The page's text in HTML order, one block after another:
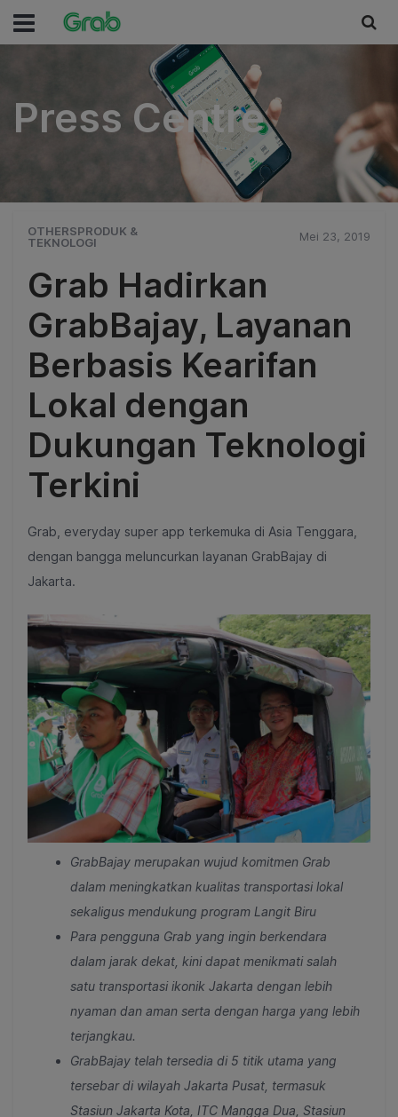
Press Centre
Press Centre
OTHERSPRODUK &
TEKNOLOGI
Mei 23, 2019
Grab Hadirkan
GrabBajay, Layanan
Berbasis Kearifan
Lokal dengan
Dukungan Teknologi
Terkini
Grab, everyday super app terkemuka di Asia Tenggara,
dengan bangga meluncurkan layanan GrabBajay di
Jakarta.
GrabBajay merupakan wujud komitmen Grab
dalam meningkatkan kualitas transportasi lokal
sekaligus mendukung program Langit Biru
Para pengguna Grab yang ingin berkendara
dalam jarak dekat, kini dapat menikmati salah
satu transportasi ikonik Jakarta dengan lebih
nyaman dan aman serta dengan harga yang lebih
terjangkau.
GrabBajay telah tersedia di 5 titik utama yang
tersebar di wilayah Jakarta Pusat, termasuk
Stasiun Jakarta Kota, ITC Mangga Dua, Stasiun